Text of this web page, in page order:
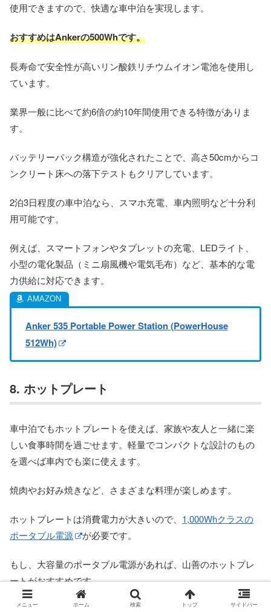
使用できますので、快適な車中泊を実現します。
おすすめはAnkerの500Whです。
長寿命で安全性が高いリン酸鉄リチウムイオン電池を使用し
ています。
業界一般に比べて約6倍の約10年間使用できる特徴がありま
す。
バッテリーパック構造が強化されたことで、高さ50cmからコ
ンクリート床への落下テストもクリアしています。
2泊3日程度の車中泊なら、スマホ充電、車内照明など十分利
用可能です。
例えば、スマートフォンやタブレットの充電、LEDライト、
小型の電化製品（ミニ扇風機や電気毛布）など、基本的な電
力供給に対応できます。
Anker 535 Portable Power Station (PowerHouse
512Wh)
8. ホットプレート
車中泊でもホットプレートを使えば、家族や友人と一緒に楽
しい食事時間を過ごせます。軽量でコンパクトな設計のもの
を選べば車内でも楽に使えます。
焼肉やお好み焼きなど、さまざまな料理が楽しめます。
ホットプレートは消費電力が大きいので、 1,000Whクラスの
ポータブル電源
が必要です。
もし、大容量のポータブル電源があれば、山善のホットプレ
ートがおすすめです。
理由は消費電力が600wで使えるので、車中泊には便利です。
メニュー ホーム 検索 トップ サイドバー